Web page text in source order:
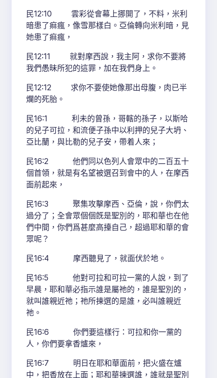
民12:10 雲彩從會幕上挪開了，不料，米利
暗患了痲瘋，像雪那樣白。亞倫轉向米利暗，見
她患了痲瘋，
民12:11 就對摩西說，我主阿，求你不要將
我們愚昧所犯的這罪，加在我們身上。
民12:12 求你不要使她像那出母腹，肉已半
爛的死胎。
民16:1 利未的曾孫，哥轄的孫子，以斯哈
的兒子可拉，和流便子孫中以利押的兒子大坍、
亞比蘭，與比勒的兒子安，帶着人來；
民16:2 他們同以色列人會眾中的二百五十
個首領，就是有名望被選召到會中的人，在摩西
面前起來，
民16:3 聚集攻擊摩西、亞倫，說，你們太
過分了；全會眾個個旣是聖別的，耶和華也在他
們中間，你們爲甚麼高擡自己，超過耶和華的會
眾呢？
民16:4 摩西聽見了，就面伏於地。
民16:5 他對可拉和可拉一黨的人說，到了
早晨，耶和華必指示誰是屬祂的，誰是聖別的，
就叫誰親近祂；祂所揀選的是誰，必叫誰親近
祂。
民16:6 你們要這樣行：可拉和你一黨的
人，你們要拿香爐來，
民16:7 明日在耶和華面前，把火盛在爐
中，把香放在上面；耶和華揀選誰，誰就是聖別